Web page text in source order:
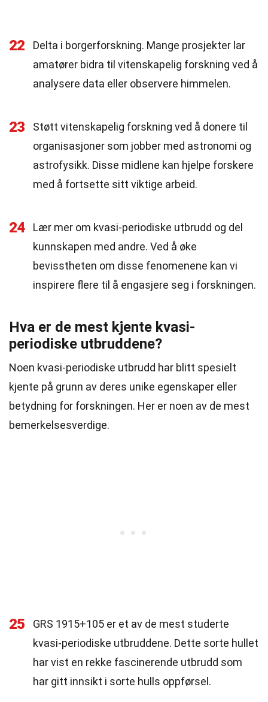
22
Delta i borgerforskning. Mange prosjekter lar
amatører bidra til vitenskapelig forskning ved å
analysere data eller observere himmelen.
23
Støtt vitenskapelig forskning ved å donere til
organisasjoner som jobber med astronomi og
astrofysikk. Disse midlene kan hjelpe forskere
med å fortsette sitt viktige arbeid.
24
Lær mer om kvasi-periodiske utbrudd og del
kunnskapen med andre. Ved å øke
bevisstheten om disse fenomenene kan vi
inspirere flere til å engasjere seg i forskningen.
Hva er de mest kjente kvasi-
periodiske utbruddene?
Noen kvasi-periodiske utbrudd har blitt spesielt
kjente på grunn av deres unike egenskaper eller
betydning for forskningen. Her er noen av de mest
bemerkelsesverdige.
25
GRS 1915+105 er et av de mest studerte
kvasi-periodiske utbruddene. Dette sorte hullet
har vist en rekke fascinerende utbrudd som
har gitt innsikt i sorte hulls oppførsel.